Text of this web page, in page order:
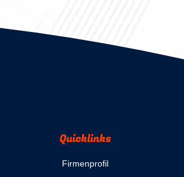
Quicklinks
Firmenprofil